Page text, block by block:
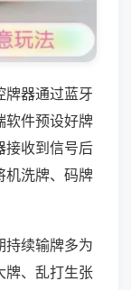
牌器通过蓝牙
软件预设好牌
接收到信号后
机洗牌、码牌
持续输牌多为
牌、乱打生张